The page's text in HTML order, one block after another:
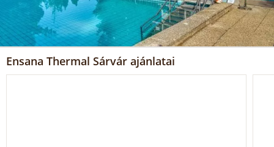
Ensana Thermal Sárvár ajánlatai